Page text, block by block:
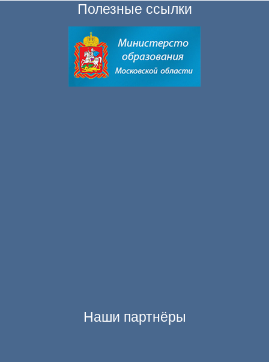
Полезные ссылки
Наши партнёры